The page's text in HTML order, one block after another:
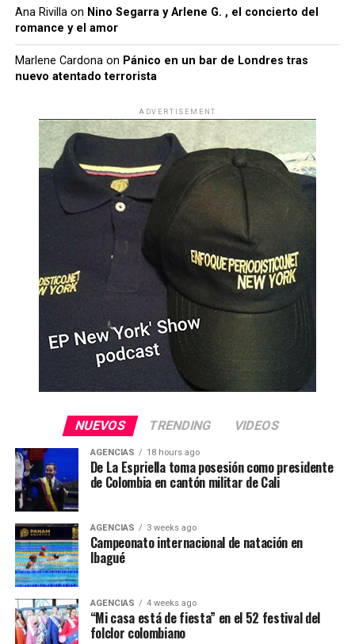
Ana Rivillaon Nino Segarra y Arlene G. , el concierto del
romance y el amor
Marlene Cardonaon Pánico en un bar de Londres tras
nuevo atentado terrorista
ADVERTISEMENT
NUEVOS TRENDING VIDEOS
AGENCIAS 18 hours ago
De La Espriella toma posesión como presidente
de Colombia en cantón militar de Cali
AGENCIAS 3 weeks ago
Campeonato internacional de natación en
Ibagué
AGENCIAS 4 weeks ago
“Mi casa está de fiesta” en el 52 festival del
folclor colombiano